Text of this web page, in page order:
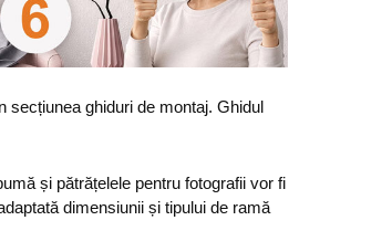
secțiunea ghiduri de montaj. Ghidul
și pătrățelele pentru fotografii vor fi
dimensiunii și tipului de ramă